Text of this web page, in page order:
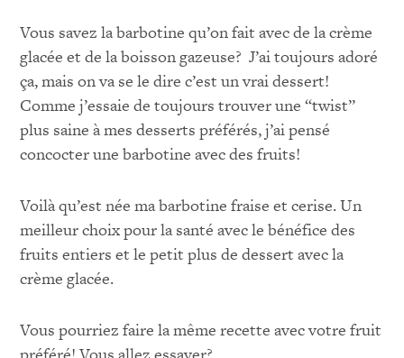
Vous savez la barbotine qu’on fait avec de la crème
glacée et de la boisson gazeuse? J’ai toujours adoré
ça, mais on va se le dire c’est un vrai dessert!
Comme j’essaie de toujours trouver une “twist”
plus saine à mes desserts préférés, j’ai pensé
concocter une barbotine avec des fruits!
Voilà qu’est née ma barbotine fraise et cerise. Un
meilleur choix pour la santé avec le bénéfice des
fruits entiers et le petit plus de dessert avec la
crème glacée.
Vous pourriez faire la même recette avec votre fruit